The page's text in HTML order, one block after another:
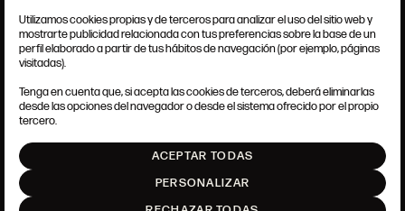
CONDICIONES GENERALES
POLÍTICA DE COOKIES
AJUSTE DE COOKIES
Utilizamos cookies propias y de terceros para analizar el uso del sitio web y
mostrarte publicidad relacionada con tus preferencias sobre la base de un
perfil elaborado a partir de tus hábitos de navegación (por ejemplo, páginas
visitadas).
Tenga en cuenta que, si acepta las cookies de terceros, deberá eliminarlas
desde las opciones del navegador o desde el sistema ofrecido por el propio
tercero.
ACEPTAR TODAS
PERSONALIZAR